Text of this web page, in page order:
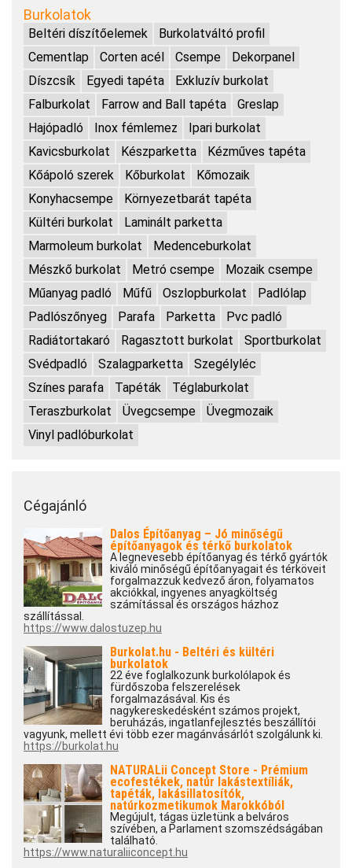
Burkolatok
Beltéri díszítőelemek
Burkolatváltó profil
Cementlap
Corten acél Csempe
Dekorpanel
Díszcsík
Egyedi tapéta
Exkluzív burkolat
Falburkolat
Farrow and Ball tapéta
Greslap
Hajópadló
Inox fémlemez
Ipari burkolat
Kavicsburkolat
Készparketta
Kézműves tapéta
Kőápoló szerek
Kőburkolat
Kőmozaik
Konyhacsempe
Környezetbarát tapéta
Kültéri burkolat
Laminált parketta
Marmoleum burkolat
Medenceburkolat
Mészkő burkolat
Metró csempe
Mozaik csempe
Műanyag padló
Műfű Oszlopburkolat
Padlólap
Padlószőnyeg
Parafa Parketta
Pvc padló
Radiátortakaró
Ragasztott burkolat
Sportburkolat
Svédpadló
Szalagparketta
Szegélyléc
Színes parafa
Tapéták
Téglaburkolat
Teraszburkolat
Üvegcsempe
Üvegmozaik
Vinyl padlóburkolat
Cégajánló
Dalos Építőanyag – Jó minőségű
építőanyagok és térkő burkolatok
A legnevesebb építőanyag és térkő gyártók
kiváló minőségű építőanyagait és térköveit
forgalmazzuk kedvező áron, folyamatos
akciókkal, ingyenes anyagköltség
számítással és országos házhoz
szállítással.
https://www.dalostuzep.hu
Burkolat.hu - Beltéri és kültéri
burkolatok
22 éve foglalkozunk burkolólapok és
fürdőszoba felszerelések
forgalmazásával. Kis és
nagykereskedésként számos projekt,
beruházás, ingatlanfejlesztés beszállítói
vagyunk, mellett évi több ezer magánvásárlót szolgálunk ki.
https://burkolat.hu
NATURALii Concept Store - Prémium
ecofestékek, natúr lakástextíliák,
tapéták, lakásillatosítók,
natúrkozmetikumok Marokkóból
Megújult, tágas üzletünk a belváros
szívében, a Parlament szomszédságában
található.
https://www.naturaliiconcept.hu